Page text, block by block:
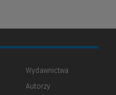
Wydawnictwa
Autorzy